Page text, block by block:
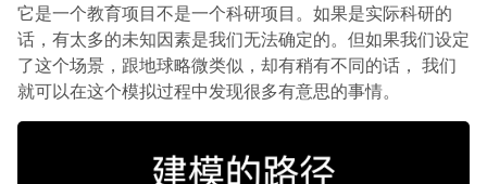
它是一个教育项目不是一个科研项目。如果是实际科研的
话，有太多的未知因素是我们无法确定的。但如果我们设定
了这个场景，跟地球略微类似，却有稍有不同的话， 我们
就可以在这个模拟过程中发现很多有意思的事情。